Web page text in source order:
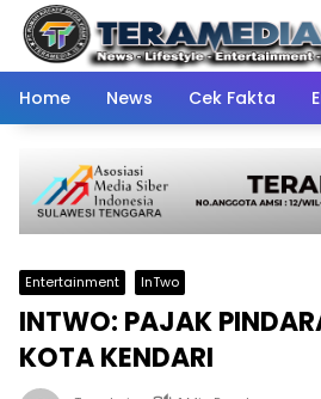
Skip
content
Home
News Cek Fakta
Entertainment InTwo
INTWO: PAJAK
KOTA KENDARI